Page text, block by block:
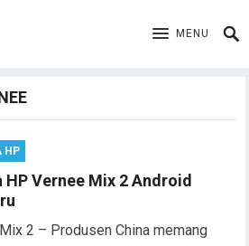
MENU
HP
HP Vernee Mix 2 Android
2 – Produsen China memang